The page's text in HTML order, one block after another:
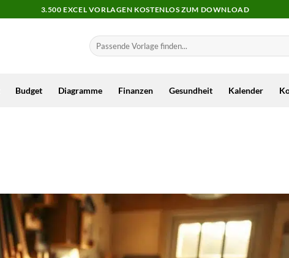
3.500 EXCEL VORLAGEN KOSTENLOS ZUM DOWNLOAD
Budget Diagramme Finanzen Gesundheit Kalender